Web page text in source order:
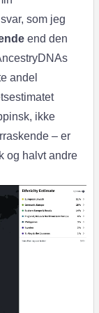
som jeg
end den
andel
ikke
– er
og halvt andre